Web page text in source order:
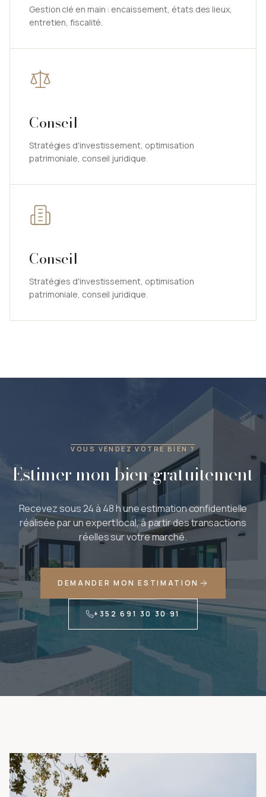
Gestion clé en main : encaissement, états des lieux,
entretien, fiscalité.
Conseil
Stratégies d'investissement, optimisation
patrimoniale, conseil juridique.
Conseil
Stratégies d'investissement, optimisation
patrimoniale, conseil juridique.
VOUS VENDEZ VOTRE BIEN ?
Estimer mon bien gratuitement
Recevez sous 24 à 48 h une estimation confidentielle
réalisée par un expert local, à partir des transactions
réelles sur votre marché.
DEMANDER MON ESTIMATION
+352 691 30 30 91